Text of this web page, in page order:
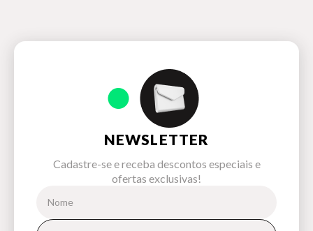
NEWSLETTER
Cadastre-se e receba descontos especiais e
ofertas exclusivas!